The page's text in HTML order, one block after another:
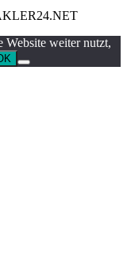
Website weiter nutzt,